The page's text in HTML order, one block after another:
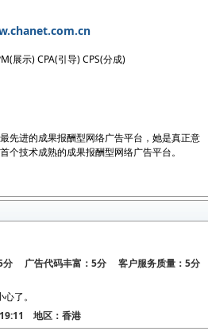
展示) CPA(引导) CPS(分成)
先进的成果报酬型网络广告平台，她是真正意
个技术成熟的成果报酬型网络广告平台。
分 广告代码丰富：5分 客户服务质量：5分
了。
地区：香港